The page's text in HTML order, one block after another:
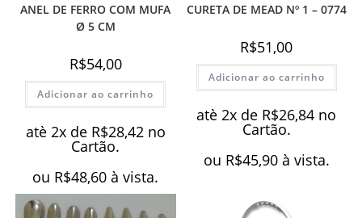
ANEL DE FERRO COM MUFA
Ø 5 CM
R$54,00
Adicionar ao carrinho
atè 2x de R$28,42 no
Cartão.
ou R$48,60 à vista.
CURETA DE MEAD Nº 1 – 0774
R$51,00
Adicionar ao carrinho
atè 2x de R$26,84 no
Cartão.
ou R$45,90 à vista.